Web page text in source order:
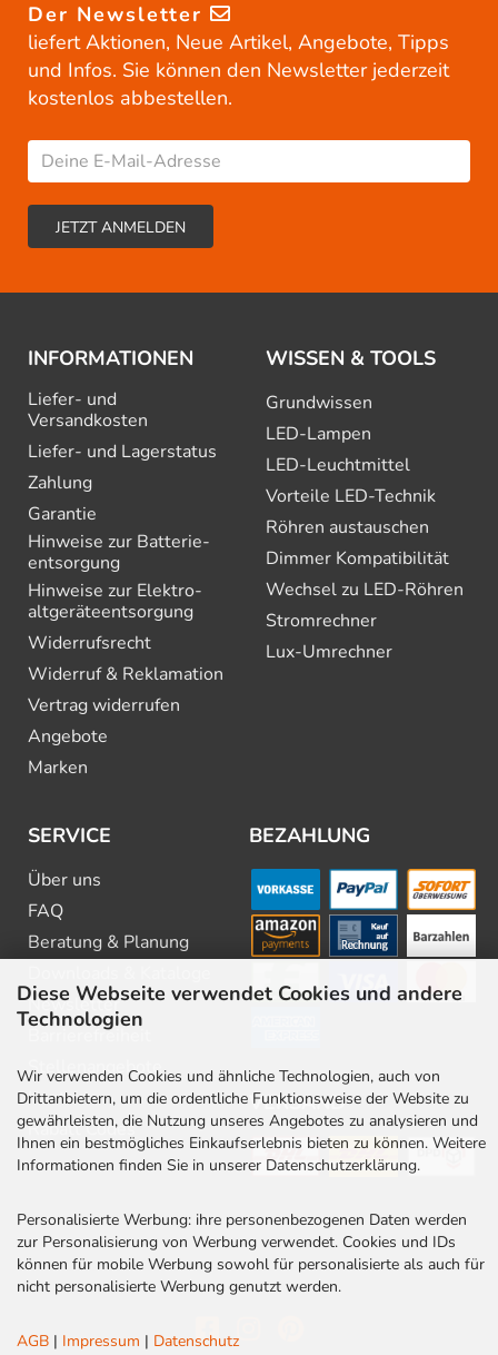
Diese Webseite verwendet Cookies und andere
Technologien
Wir verwenden Cookies und ähnliche Technologien, auch von
Drittanbietern, um die ordentliche Funktionsweise der Website zu
gewährleisten, die Nutzung unseres Angebotes zu analysieren und
Ihnen ein bestmögliches Einkaufserlebnis bieten zu können. Weitere
Informationen finden Sie in unserer Datenschutzerklärung.
Personalisierte Werbung: ihre personenbezogenen Daten werden
zur Personalisierung von Werbung verwendet. Cookies und IDs
können für mobile Werbung sowohl für personalisierte als auch für
nicht personalisierte Werbung genutzt werden.
AGB | Impressum | Datenschutz
Der Newsletter
liefert Aktionen, Neue Artikel, Angebote, Tipps
und Infos. Sie können den Newsletter jederzeit
kostenlos abbestellen.
INFORMATIONEN
Liefer- und
Versandkosten
Liefer- und Lagerstatus
Zahlung
Garantie
Hinweise zur Batterie­
entsorgung
Hinweise zur Elektro­
altgeräte­entsorgung
Widerrufsrecht
Widerruf & Reklamation
Vertrag widerrufen
Angebote
Marken
WISSEN & TOOLS
Grundwissen
LED-Lampen
LED-Leuchtmittel
Vorteile LED-Technik
Röhren austauschen
Dimmer Kompatibilität
Wechsel zu LED-Röhren
Stromrechner
Lux-Umrechner
SERVICE
Über uns
FAQ
Beratung & Planung
Newsletter
Barrierefreiheit
Stellenangebote
Kontakt
Rabatt Codes
BEZAHLUNG
VERSAND